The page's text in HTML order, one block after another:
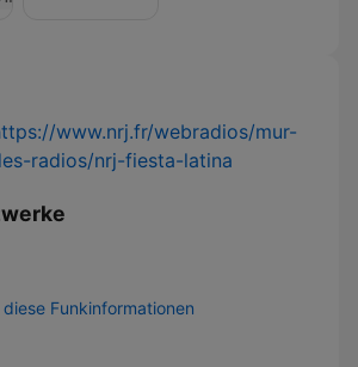
www.nrj.fr/webradios/mur-
radios/nrj-fiesta-latina
Funkinformationen